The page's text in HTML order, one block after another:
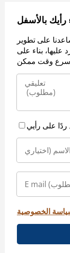
رأيك بالأسفل
على تطوير
بناء على
الخصوصية